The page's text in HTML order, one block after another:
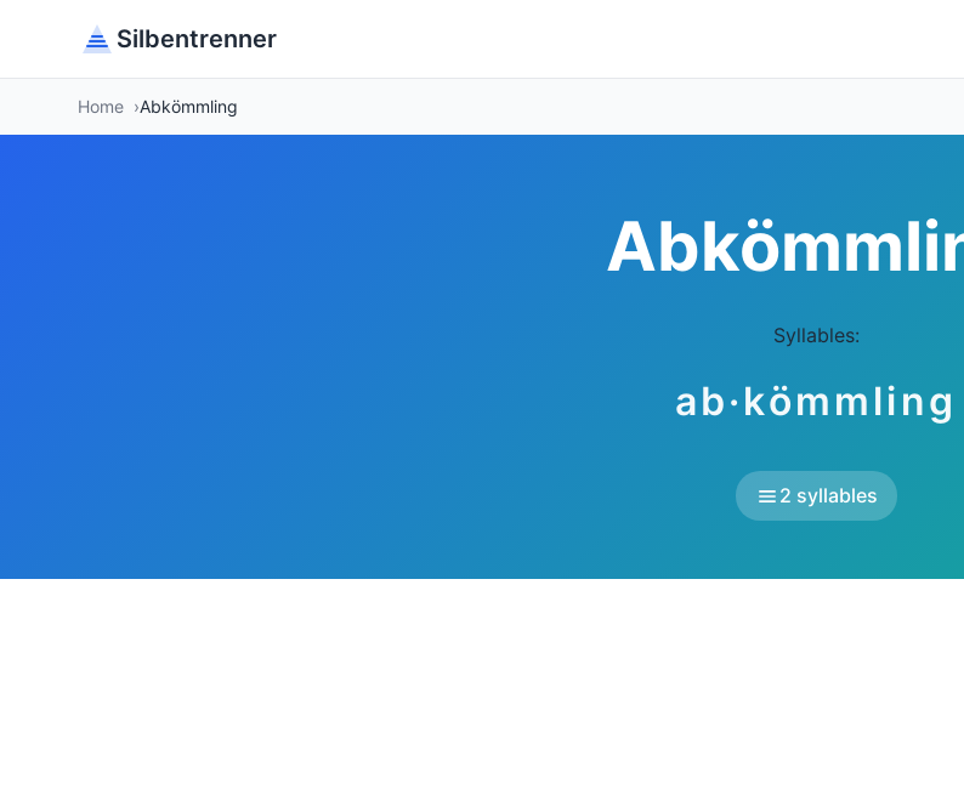
Silbentrenner
Home Abkömmling
Syllables:
ab·kömmling
2 syllables